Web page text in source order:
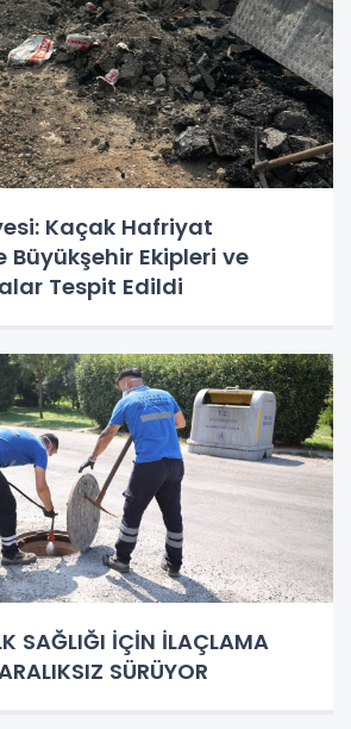
Kaçak Hafriyat
Büyükşehir Ekipleri ve
Tespit Edildi
SAĞLIĞI İÇİN İLAÇLAMA
SÜRÜYOR